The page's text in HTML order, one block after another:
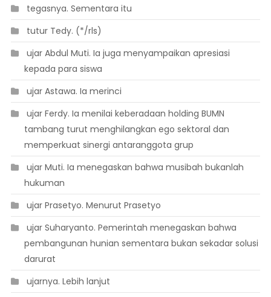
 tegasnya. Sementara itu
 tutur Tedy. (*/rls)
 ujar Abdul Muti. Ia juga menyampaikan apresiasi
kepada para siswa
 ujar Astawa. Ia merinci
 ujar Ferdy. Ia menilai keberadaan holding BUMN
tambang turut menghilangkan ego sektoral dan
memperkuat sinergi antaranggota grup
 ujar Muti. Ia menegaskan bahwa musibah bukanlah
hukuman
 ujar Prasetyo. Menurut Prasetyo
 ujar Suharyanto. Pemerintah menegaskan bahwa
pembangunan hunian sementara bukan sekadar solusi
darurat
 ujarnya. Lebih lanjut